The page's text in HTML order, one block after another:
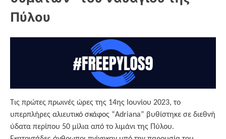
Πύλου
Τις πρώτες πρωινές ώρες της 14ης Ιουνίου 2023, το
υπερπλήρες αλιευτικό σκάφος “Adriana” βυθίστηκε σε διεθνή
ύδατα περίπου 50 μίλια από το λιμάνι της Πύλου.